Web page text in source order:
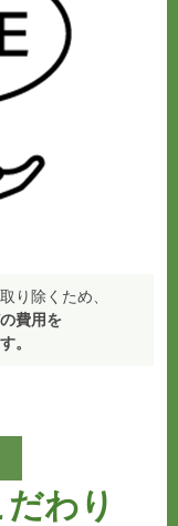
り除くため、
費用を
。
わり